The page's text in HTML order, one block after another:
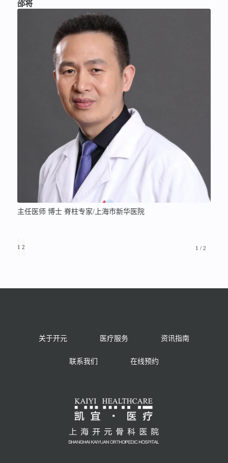
邵将
主任医师 博士 脊柱专家/上海市新华医院
1 / 2
1 2
关于开元 医疗服务 资讯指南
联系我们 在线预约